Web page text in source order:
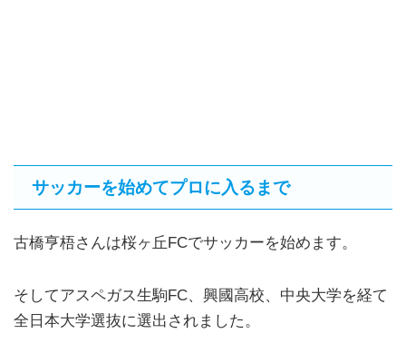
サッカーを始めてプロに入るまで
古橋亨梧さんは桜ヶ丘FCでサッカーを始めます。
そしてアスペガス生駒FC、興國高校、中央大学を経て
全日本大学選抜に選出されました。